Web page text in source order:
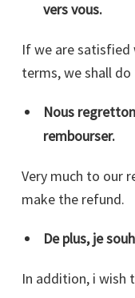
vers vous.
If we are
terms, we shall
Nous
rembourser.
Very much to our
make the refund.
De plus, je
In addition, i